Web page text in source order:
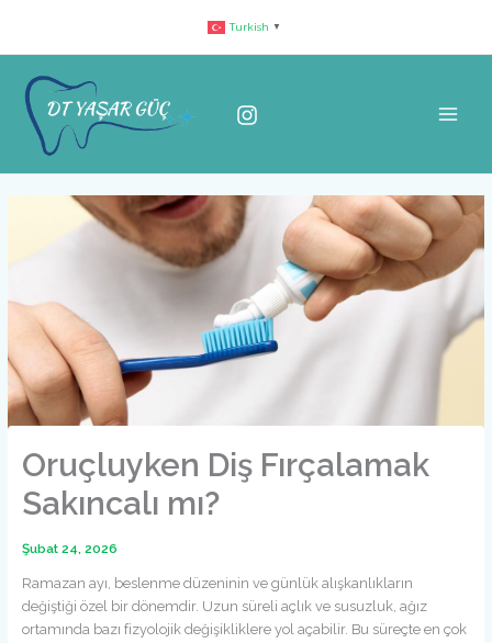
Turkish ▼
Oruçluyken Diş Fırçalamak
Sakıncalı mı?
Şubat 24, 2026
Ramazan ayı, beslenme düzeninin ve günlük alışkanlıkların
değiştiği özel bir dönemdir. Uzun süreli açlık ve susuzluk, ağız
ortamında bazı fizyolojik değişikliklere yol açabilir. Bu süreçte en çok